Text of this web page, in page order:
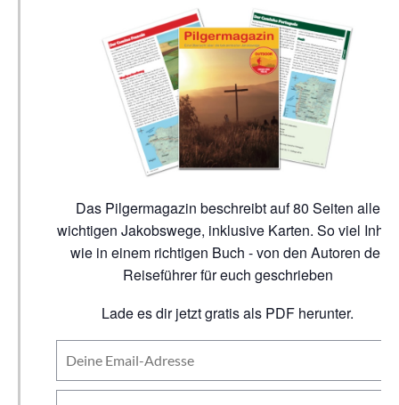
Das Pilgermagazin beschreibt auf 80 Seiten alle
wichtigen Jakobswege, inklusive Karten. So viel Inhalt
wie in einem richtigen Buch - von den Autoren der
Reiseführer für euch geschrieben
Lade es dir jetzt gratis als PDF herunter.